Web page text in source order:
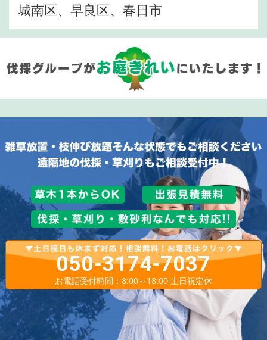
城南区、早良区、春日市
050-3174-7037
お電話受付時間：8:00～18:00 土日祝定休